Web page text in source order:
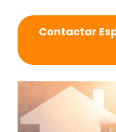
Contactar